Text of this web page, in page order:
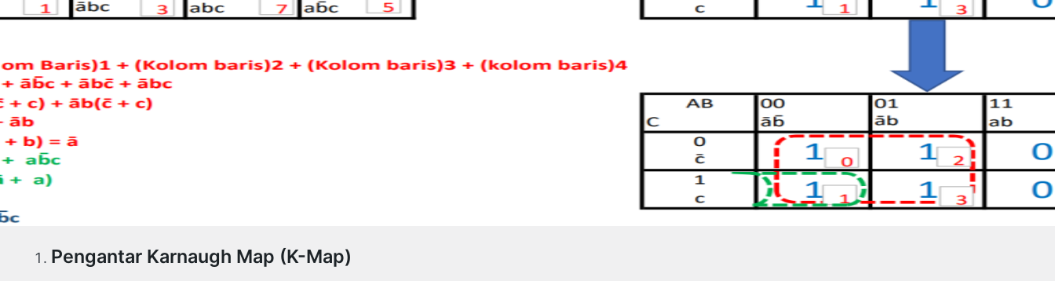
Pengantar Karnaugh Map (K-Map)